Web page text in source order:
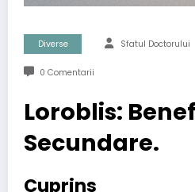
Diverse Sfatul Doctorului
0 Comentarii
Loroblis:
Secundare.
Cuprins